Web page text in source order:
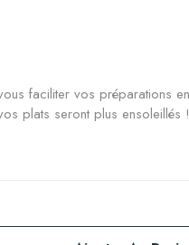
faciliter vos préparations
plats seront plus ensoleillés !